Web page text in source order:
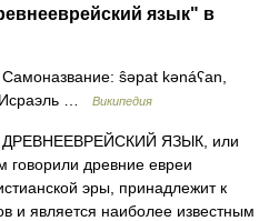
язык" в
ŝəpat kənáʕan,
…
Википедия
ЯЗЫК, или
говорили древние евреи
эры, принадлежит к
и является наиболее известным